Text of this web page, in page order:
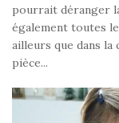
pourrait déranger
également toutes
ailleurs que dans la
pièce...